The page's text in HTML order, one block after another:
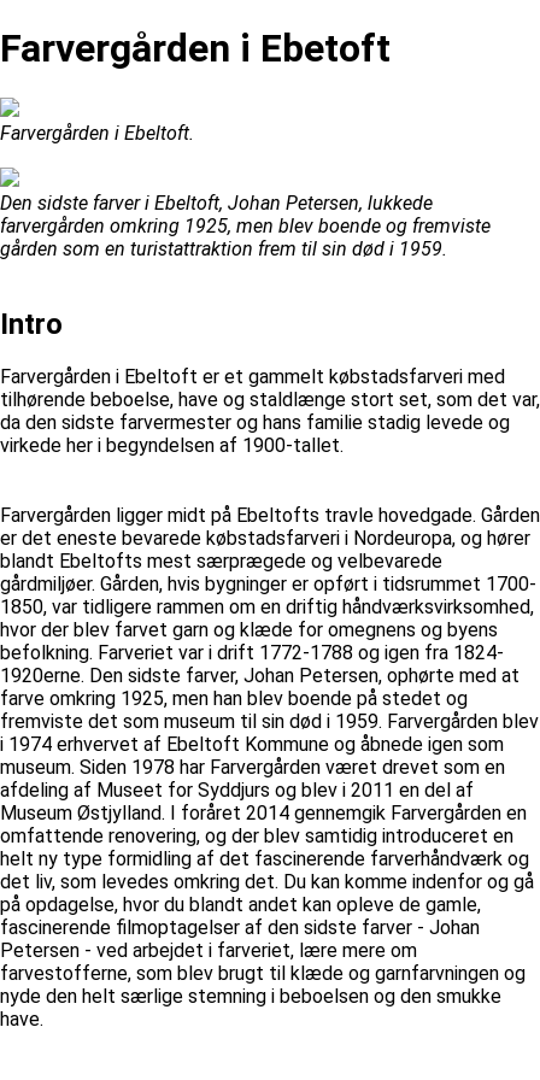
Farvergården i Ebetoft
Farvergården i Ebeltoft.
Den sidste farver i Ebeltoft, Johan Petersen, lukkede
farvergården omkring 1925, men blev boende og fremviste
gården som en turistattraktion frem til sin død i 1959.
Intro
Farvergården i Ebeltoft er et gammelt købstadsfarveri med
tilhørende beboelse, have og staldlænge stort set, som det var,
da den sidste farvermester og hans familie stadig levede og
virkede her i begyndelsen af 1900-tallet.
Farvergården ligger midt på Ebeltofts travle hovedgade. Gården
er det eneste bevarede købstadsfarveri i Nordeuropa, og hører
blandt Ebeltofts mest særprægede og velbevarede
gårdmiljøer. Gården, hvis bygninger er opført i tidsrummet 1700-
1850, var tidligere rammen om en driftig håndværksvirksomhed,
hvor der blev farvet garn og klæde for omegnens og byens
befolkning. Farveriet var i drift 1772-1788 og igen fra 1824-
1920erne. Den sidste farver, Johan Petersen, ophørte med at
farve omkring 1925, men han blev boende på stedet og
fremviste det som museum til sin død i 1959. Farvergården blev
i 1974 erhvervet af Ebeltoft Kommune og åbnede igen som
museum. Siden 1978 har Farvergården været drevet som en
afdeling af Museet for Syddjurs og blev i 2011 en del af
Museum Østjylland. I foråret 2014 gennemgik Farvergården en
omfattende renovering, og der blev samtidig introduceret en
helt ny type formidling af det fascinerende farverhåndværk og
det liv, som levedes omkring det. Du kan komme indenfor og gå
på opdagelse, hvor du blandt andet kan opleve de gamle,
fascinerende filmoptagelser af den sidste farver - Johan
Petersen - ved arbejdet i farveriet, lære mere om
farvestofferne, som blev brugt til klæde og garnfarvningen og
nyde den helt særlige stemning i beboelsen og den smukke
have.